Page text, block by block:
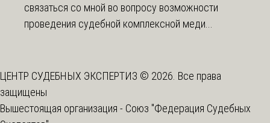
связаться со мной во вопросу возможности
проведения судебной комплексной меди...
ЦЕНТР СУДЕБНЫХ ЭКСПЕРТИЗ © 2026. Все права
защищены
Вышестоящая организация - Союз "Федерация Судебных